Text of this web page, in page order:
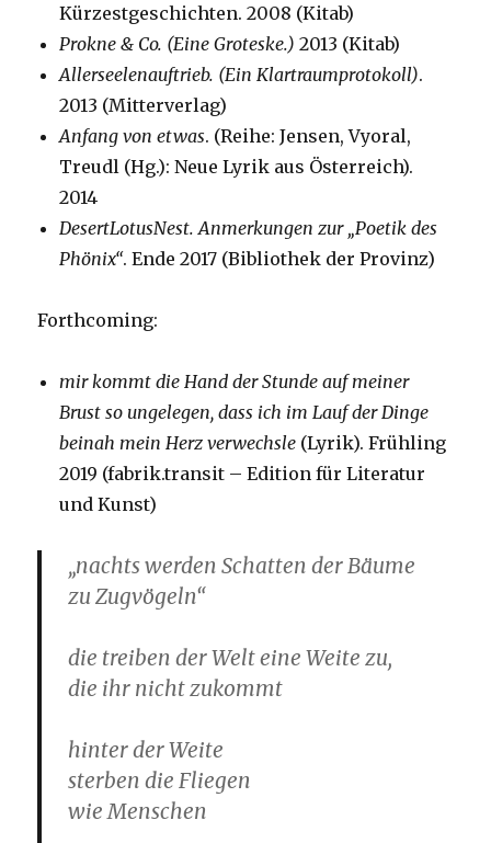
Kürzestgeschichten. 2008 (Kitab)
Prokne & Co. (Eine Groteske.) 2013 (Kitab)
Allerseelenauftrieb. (Ein Klartraumprotokoll).
2013 (Mitterverlag)
Anfang von etwas. (Reihe: Jensen, Vyoral,
Treudl (Hg.): Neue Lyrik aus Österreich).
2014
DesertLotusNest. Anmerkungen zur „Poetik des
Phönix“. Ende 2017 (Bibliothek der Provinz)
Forthcoming:
mir kommt die Hand der Stunde auf meiner
Brust so ungelegen, dass ich im Lauf der Dinge
beinah mein Herz verwechsle (Lyrik). Frühling
2019 (fabrik.transit – Edition für Literatur
und Kunst)
„nachts werden Schatten der Bäume
zu Zugvögeln“
die treiben der Welt eine Weite zu,
die ihr nicht zukommt
hinter der Weite
sterben die Fliegen
wie Menschen